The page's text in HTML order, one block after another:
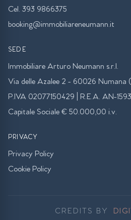
Cel. 393 9866375
booking@immobiliareneumann.it
SEDE
Immobiliare Arturo Neumann s.r.l.
Via delle Azalee 2 - 60026 Numana
P.IVA 02077150429 | R.E.A. AN-
Capitale Sociale € 50.000,00 i.v.
PRIVACY
Privacy Policy
Cookie Policy
CREDITS BY